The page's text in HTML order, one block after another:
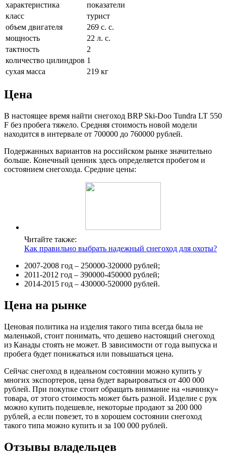
характеристика
показатели
класс
турист
объем двигателя
269 с. с.
мощность
22 л. с.
тактность
2
количество цилиндров 1
сухая масса
219 кг
Цена
В настоящее время найти снегоход BRP Ski-Doo Tundra LT 550
F без пробега тяжело. Средняя стоимость новой модели
находится в интервале от 700000 до 760000 рублей.
Подержанных вариантов на российском рынке значительно
больше. Конечный ценник здесь определяется пробегом и
состоянием снегохода. Средние цены:
Читайте также:
Как правильно выбрать надежный снегоход для охоты?
2007-2008 год – 250000-320000 рублей;
2011-2012 год – 390000-450000 рублей;
2014-2015 год – 430000-520000 рублей.
Цена на рынке
Ценовая политика на изделия такого типа всегда была не
маленькой, стоит понимать, что дешево настоящий снегоход
из Канады стоять не может. В зависимости от года выпуска и
пробега будет понижаться или повышаться цена.
Сейчас снегоход в идеальном состоянии можно купить у
многих экспортеров, цена будет варьироваться от 400 000
рублей. При покупке стоит обращать внимание на «начинку»
товара, от этого стоимость может быть разной. Изделие с рук
можно купить подешевле, некоторые продают за 200 000
рублей, а если повезет, то в хорошем состоянии снегоход
такого типа можно купить и за 100 000 рублей.
Отзывы владельцев